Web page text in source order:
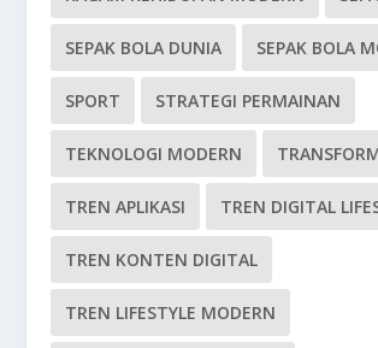
SEPAK BOLA DUNIA SEPAK BOLA
SPORT STRATEGI PERMAINAN
TEKNOLOGI MODERN
TREN APLIKASI TREN DIGITAL
TREN KONTEN DIGITAL
TREN LIFESTYLE MODERN